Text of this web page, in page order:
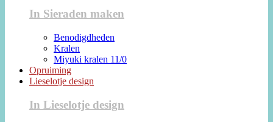
In Sieraden maken
Benodigdheden
Kralen
Miyuki kralen 11/0
Opruiming
Lieselotje design
In Lieselotje design